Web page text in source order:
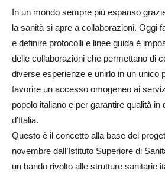
In un mondo sempre più espanso
la sanità si apre a collaborazioni. Oggi
e definire protocolli e linee guida è
delle collaborazioni che permettano di
diverse esperienze e unirlo in un unico
favorire un accesso omogeneo ai
popolo italiano e per garantire qualità in
d’Italia.
Questo è il concetto alla base del
novembre dall’Istituto Superiore di
un bando rivolto alle strutture sanitarie